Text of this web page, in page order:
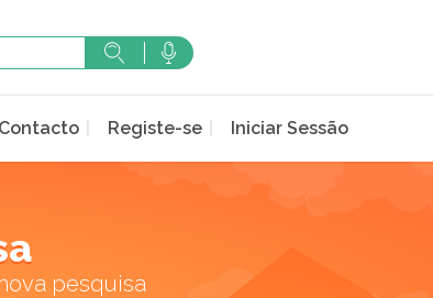
Contacto Registe-se Iniciar Sessão
pesquisa